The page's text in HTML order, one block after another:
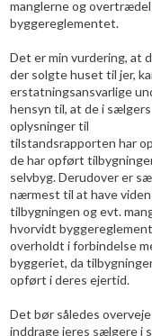
manglerne og
byggereglementet.
Det er min vurdering, at
der solgte huset til jer,
erstatningsansvarlige
hensyn til, at de i sælgers
oplysninger til
tilstandsrapporten har
de har opført
selvbyg. Derudover er
nærmest til at have viden
tilbygningen og evt.
hvorvidt
overholdt i forbindelse
byggeriet, da
opført i deres ejertid.
Det bør således
inddrage jeres sælgere i